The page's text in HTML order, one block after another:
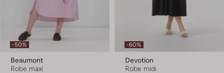
-50%
Beaumont
Robe maxi
-60%
Devotion
Robe midi